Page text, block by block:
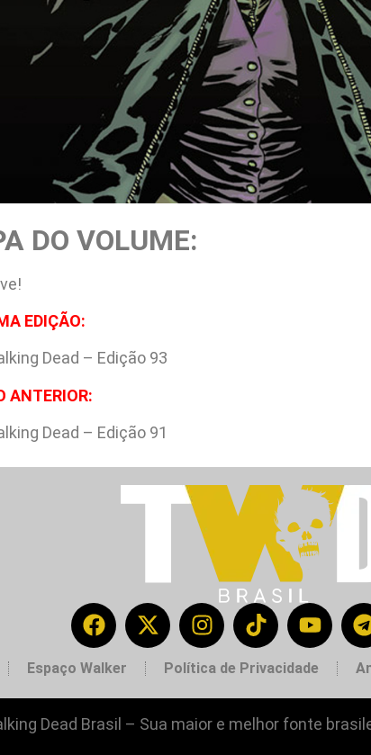
DO VOLUME:
EDIÇÃO:
Dead – Edição 93
ANTERIOR:
Dead – Edição 91
Espaço Walker Política de Privacidade
Dead Brasil – Sua maior e melhor fonte